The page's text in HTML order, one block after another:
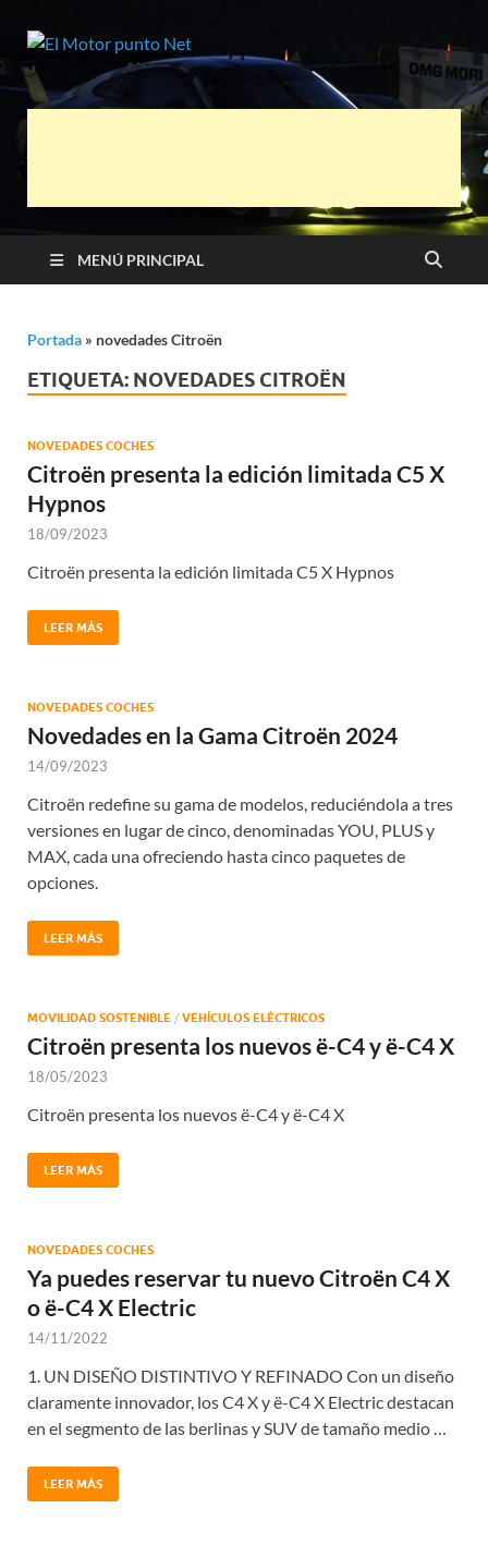
El Motor
punto Net
Información sobre novedades y pruebas
de Automóviles
MENÚ PRINCIPAL
Portada » novedades Citroën
ETIQUETA: NOVEDADES CITROËN
NOVEDADES COCHES
Citroën presenta la edición limitada C5 X
Hypnos
18/09/2023
Citroën presenta la edición limitada C5 X Hypnos
LEER MÁS
NOVEDADES COCHES
Novedades en la Gama Citroën 2024
14/09/2023
Citroën redefine su gama de modelos, reduciéndola a tres
versiones en lugar de cinco, denominadas YOU, PLUS y
MAX, cada una ofreciendo hasta cinco paquetes de
opciones.
LEER MÁS
MOVILIDAD SOSTENIBLE / VEHÍCULOS ELÉCTRICOS
Citroën presenta los nuevos ë-C4 y ë-C4 X
18/05/2023
Citroën presenta los nuevos ë-C4 y ë-C4 X
LEER MÁS
NOVEDADES COCHES
Ya puedes reservar tu nuevo Citroën C4 X
o ë-C4 X Electric
14/11/2022
1. UN DISEÑO DISTINTIVO Y REFINADO Con un diseño
claramente innovador, los C4 X y ë-C4 X Electric destacan
en el segmento de las berlinas y SUV de tamaño medio …
LEER MÁS